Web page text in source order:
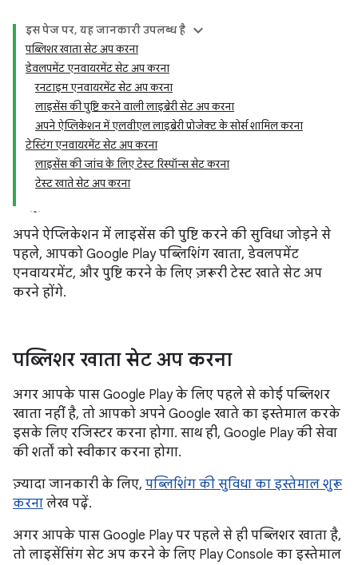
इस पेज पर, यह जानकारी उपलब्ध है
पब्लिशर खाता सेट अप करना
डेवलपमेंट एनवायरमेंट सेट अप करना
रनटाइम एनवायरमेंट सेट अप करना
लाइसेंस की पुष्टि करने वाली लाइब्रेरी सेट अप करना
अपने ऐप्लिकेशन में एलवीएल लाइब्रेरी प्रोजेक्ट के सोर्स शामिल करना
टेस्टिंग एनवायरमेंट सेट अप करना
लाइसेंस की जांच के लिए टेस्ट रिस्पॉन्स सेट करना
टेस्ट खाते सेट अप करना
अपने ऐप्लिकेशन में लाइसेंस की पुष्टि करने की सुविधा जोड़ने से
पहले, आपको Google Play पब्लिशिंग खाता, डेवलपमेंट
एनवायरमेंट, और पुष्टि करने के लिए ज़रूरी टेस्ट खाते सेट अप
करने होंगे.
पब्लिशर खाता सेट अप करना
अगर आपके पास Google Play के लिए पहले से कोई पब्लिशर
खाता नहीं है, तो आपको अपने Google खाते का इस्तेमाल करके
इसके लिए रजिस्टर करना होगा. साथ ही, Google Play की सेवा
की शर्तों को स्वीकार करना होगा.
ज़्यादा जानकारी के लिए, पब्लिशिंग की सुविधा का इस्तेमाल शुरू
करना लेख पढ़ें.
अगर आपके पास Google Play पर पहले से ही पब्लिशर खाता है,
तो लाइसेंसिंग सेट अप करने के लिए Play Console का इस्तेमाल